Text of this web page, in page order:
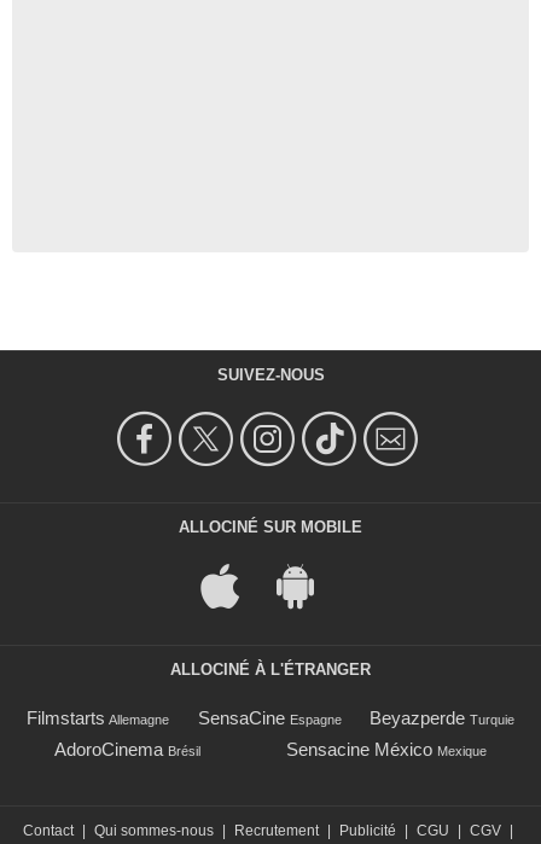
SUIVEZ-NOUS
ALLOCINÉ SUR MOBILE
ALLOCINÉ À L'ÉTRANGER
Filmstarts Allemagne SensaCine Espagne Beyazperde Turquie
AdoroCinema Brésil Sensacine México Mexique
Contact Qui sommes-nous Recrutement Publicité CGU CGV